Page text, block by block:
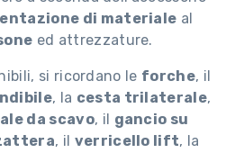
di materiale al
ed attrezzature.
si ricordano le forche, il
, la cesta trilaterale,
da scavo, il gancio su
, il verricello lift, la